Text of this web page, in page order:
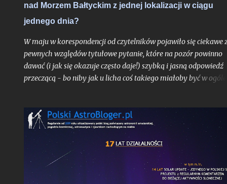
Oczywiście jak zawsze pod głównym warunkiem: jeśli
zachmurzenie zrobi sobie od nas wakacje...
nad Morzem Bałtyckim z jednej lokalizacji w ciągu
jednego dnia?
W maju w korespondencji od czytelników pojawiło się ciekawe
pewnych względów tytułowe pytanie, które na pozór powinno
dawać (i jak się okazuje często daje!) szybką i jasną odpowiedź
przeczącą - bo niby jak u licha coś takiego miałoby być w ogóle
postanowiłem opisać teraz jeszcze szerzej w ramach całego
na blogu, albowiem stanowi ono bardzo interesujące zadanie
obserwacyjne, do wykonania którego chciałbym dziś zachęcić
zwłaszcza tych z Was, którzy mieszkają nad Morzem